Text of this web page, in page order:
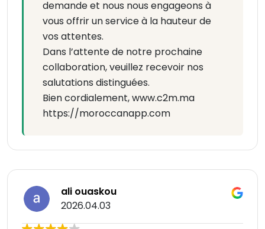
demande et nous nous engageons à
vous offrir un service à la hauteur de
vos attentes.
Dans l’attente de notre prochaine
collaboration, veuillez recevoir nos
salutations distinguées.
Bien cordialement, www.c2m.ma
https://moroccanapp.com
ali ouaskou
2026.04.03